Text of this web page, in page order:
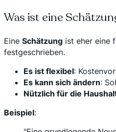
Was ist eine
Eine Schätzung ist eher eine
festgeschrieben.
Es ist flexibel:
Es kann sich ändern:
Nützlich für die
Beispiel: